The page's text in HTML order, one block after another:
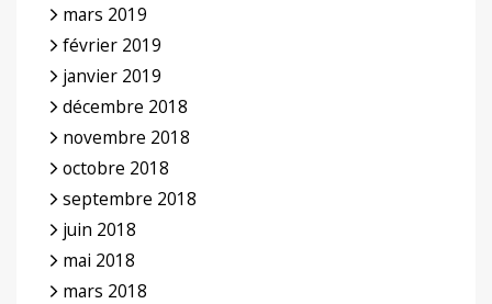
mars 2019
février 2019
janvier 2019
décembre 2018
novembre 2018
octobre 2018
septembre 2018
juin 2018
mai 2018
mars 2018